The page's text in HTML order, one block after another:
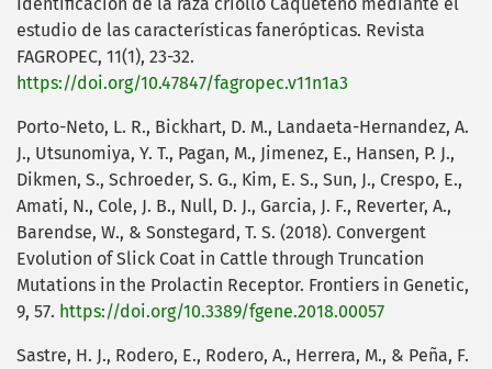
estudio de las características fanerópticas. Revista
FAGROPEC, 11(1), 23-32.
https://doi.org/10.47847/fagropec.v11n1a3
Porto-Neto, L. R., Bickhart, D. M., Landaeta-Hernandez, A.
J., Utsunomiya, Y. T., Pagan, M., Jimenez, E., Hansen, P. J.,
Dikmen, S., Schroeder, S. G., Kim, E. S., Sun, J., Crespo, E.,
Amati, N., Cole, J. B., Null, D. J., Garcia, J. F., Reverter, A.,
Barendse, W., & Sonstegard, T. S. (2018). Convergent
Evolution of Slick Coat in Cattle through Truncation
Mutations in the Prolactin Receptor. Frontiers in Genetic,
9, 57. https://doi.org/10.3389/fgene.2018.00057
Sastre, H. J., Rodero, E., Rodero, A., Herrera, M., & Peña, F.